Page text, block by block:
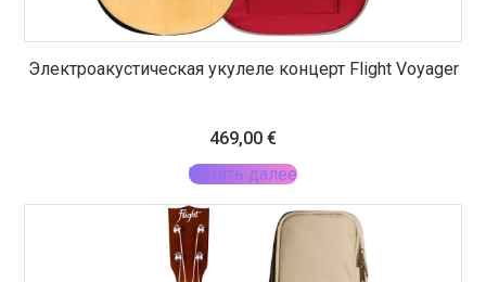
Электроакустическая укулеле концерт Flight Voyager
469,00 €
Читать далее